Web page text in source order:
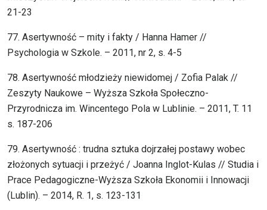
21-23
77. Asertywność – mity i fakty / Hanna Hamer //
Psychologia w Szkole. – 2011, nr 2, s. 4-5
78. Asertywność młodzieży niewidomej / Zofia Palak //
Zeszyty Naukowe – Wyższa Szkoła Społeczno-
Przyrodnicza im. Wincentego Pola w Lublinie. – 2011, T. 11
s. 187-206
79. Asertywność : trudna sztuka dojrzałej postawy wobec
złożonych sytuacji i przeżyć / Joanna Inglot-Kulas // Studia i
Prace Pedagogiczne-Wyższa Szkoła Ekonomii i Innowacji
(Lublin). – 2014, R. 1, s. 123-131